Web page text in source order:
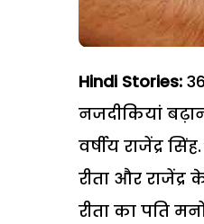
Hindi Stories:
नजदीकियां
वर्षीय राजेंद्र
रीता और राजेंद्र
रीता का पति